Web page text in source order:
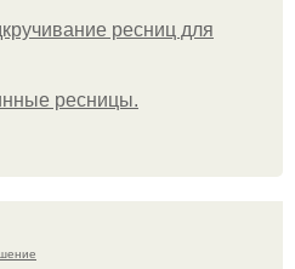
ресниц для
ресницы.